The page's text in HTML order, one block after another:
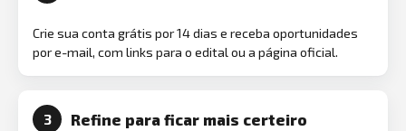
Crie sua conta grátis por 14 dias e receba oportunidades
por e-mail, com links para o edital ou a página oficial.
3 Refine para ficar mais certeiro